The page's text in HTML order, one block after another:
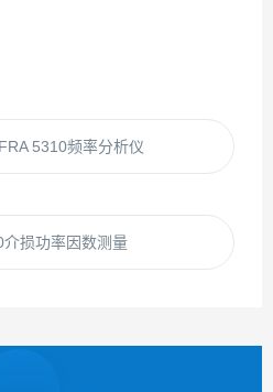
5310频率分析仪
损功率因数测量